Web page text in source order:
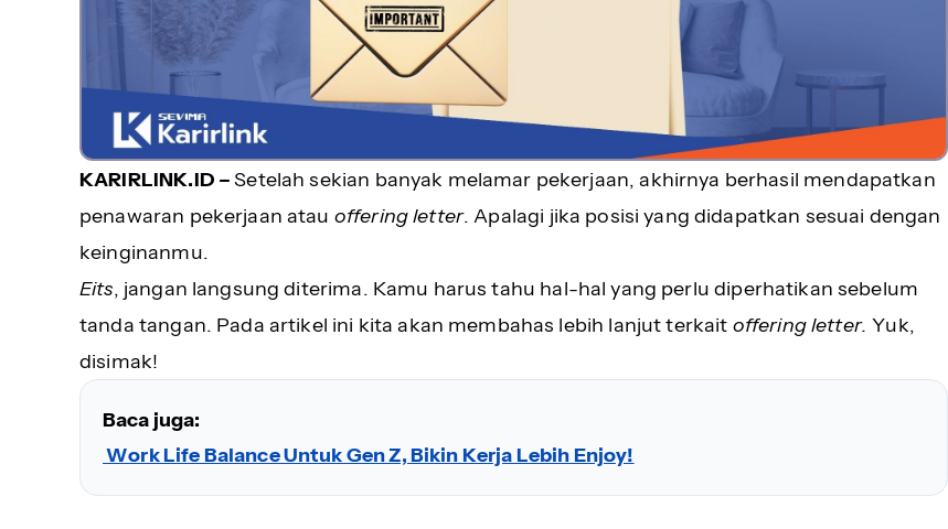
KARIRLINK.ID –Setelah sekian banyak melamar pekerjaan, akhirnya berhasil mendapatkan
penawaran pekerjaan atau offering letter. Apalagi jika posisi yang didapatkan sesuai dengan
keinginanmu.
Eits, jangan langsung diterima. Kamu harus tahu hal-hal yang perlu diperhatikan sebelum
tanda tangan. Pada artikel ini kita akan membahas lebih lanjut terkait offering letter. Yuk,
disimak!
Baca juga:
Work Life Balance Untuk Gen Z, Bikin Kerja Lebih Enjoy!